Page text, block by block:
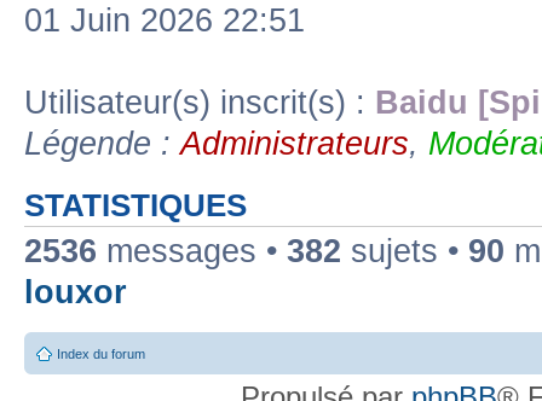
01 Juin 2026 22:51
Utilisateur(s) inscrit(s) : Baidu
Légende :Administrateurs,
STATISTIQUES
2536 messages • 382 sujets • 90
louxor
Index du forum